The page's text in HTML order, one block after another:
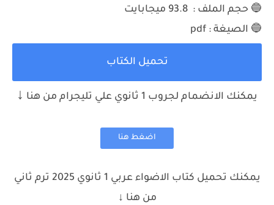
🔵 حجم الملف : 93.8 ميجابايت
🔵 الصيغة : pdf
تحميل الكتاب
يمكنك الانضمام لجروب 1 ثانوي علي تليجرام من هنا ↓
اضغط هنا
يمكنك تحميل كتاب الاضواء عربي 1 ثانوي 2025 ترم ثاني
من هنا ↓